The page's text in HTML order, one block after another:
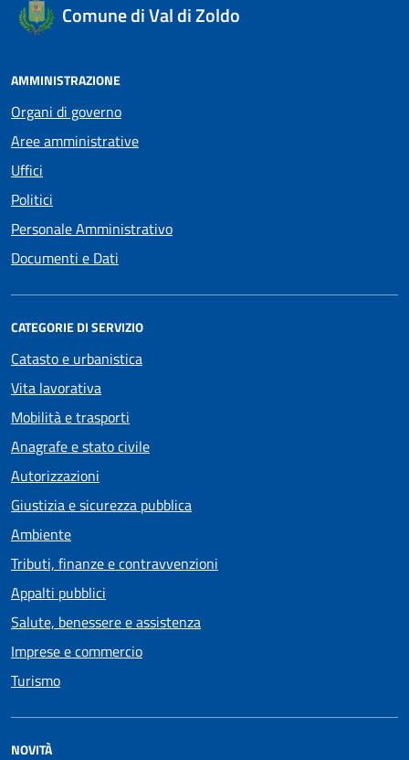
Comune di Val di Zoldo
AMMINISTRAZIONE
Organi di governo
Aree amministrative
Uffici
Politici
Personale Amministrativo
Documenti e Dati
CATEGORIE DI SERVIZIO
Catasto e urbanistica
Vita lavorativa
Mobilità e trasporti
Anagrafe e stato civile
Autorizzazioni
Giustizia e sicurezza pubblica
Ambiente
Tributi, finanze e contravvenzioni
Appalti pubblici
Salute, benessere e assistenza
Imprese e commercio
Turismo
NOVITÀ